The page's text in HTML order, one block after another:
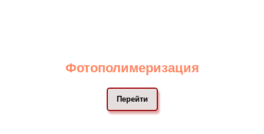
Фотополимеризация
Перейти